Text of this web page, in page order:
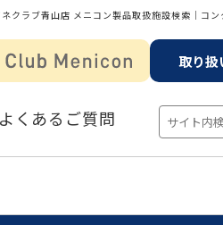
クラブ青山店 メニコン製品取扱施設検索│コン
取り扱
くあるご質問